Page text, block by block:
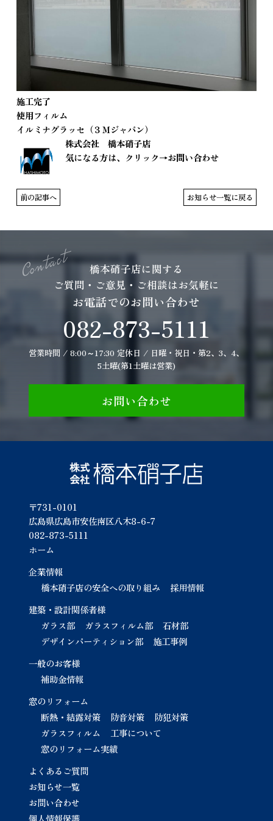
施工完了
使用フィルム
イルミナグラッセ（３Ｍジャパン）
株式会社 橋本硝子店
気になる方は、クリック→お問い合わせ
前の記事へ お知らせ一覧に戻る
橋本硝子店に関する
ご質問・ご意見・ご相談はお気軽に
お電話でのお問い合わせ
082-873-5111
営業時間 / 8:00～17:30 定休日 / 日曜・祝日・第2、3、4、
5土曜(第1土曜は営業)
お問い合わせ
〒731-0101
広島県広島市安佐南区八木8-6-7
082-873-5111
ホーム
企業情報
橋本硝子店の安全への取り組み
採用情報
建築・設計関係者様
ガラス部
ガラスフィルム部
石材部
デザインパーティション部
施工事例
一般のお客様
補助金情報
窓のリフォーム
断熱・結露対策
防音対策
防犯対策
ガラスフィルム
工事について
窓のリフォーム実績
よくあるご質問
お知らせ一覧
お問い合わせ
個人情報保護